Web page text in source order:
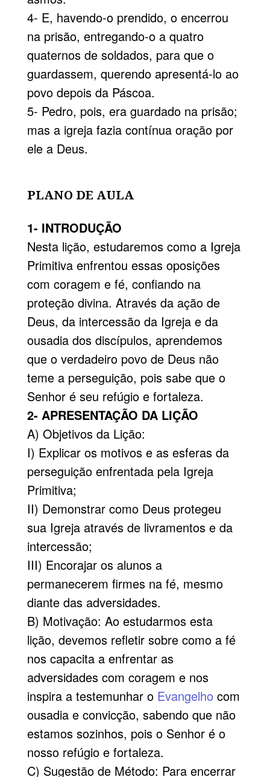
4- E, havendo-o prendido, o encerrou
na prisão, entregando-o a quatro
quaternos de soldados, para que o
guardassem, querendo apresentá-lo ao
povo depois da Páscoa.
5- Pedro, pois, era guardado na prisão;
mas a igreja fazia contínua oração por
ele a Deus.
PLANO DE AULA
1- INTRODUÇÃO
Nesta lição, estudaremos como a Igreja
Primitiva enfrentou essas oposições
com coragem e fé, confiando na
proteção divina. Através da ação de
Deus, da intercessão da Igreja e da
ousadia dos discípulos, aprendemos
que o verdadeiro povo de Deus não
teme a perseguição, pois sabe que o
Senhor é seu refúgio e fortaleza.
2- APRESENTAÇÃO DA LIÇÃO
A) Objetivos da Lição:
I) Explicar os motivos e as esferas da
perseguição enfrentada pela Igreja
Primitiva;
II) Demonstrar como Deus protegeu
sua Igreja através de livramentos e da
intercessão;
III) Encorajar os alunos a
permanecerem firmes na fé, mesmo
diante das adversidades.
B) Motivação: Ao estudarmos esta
lição, devemos refletir sobre como a fé
nos capacita a enfrentar as
adversidades com coragem e nos
inspira a testemunhar o Evangelhocom
ousadia e convicção, sabendo que não
estamos sozinhos, pois o Senhor é o
nosso refúgio e fortaleza.
C) Sugestão de Método: Para encerrar